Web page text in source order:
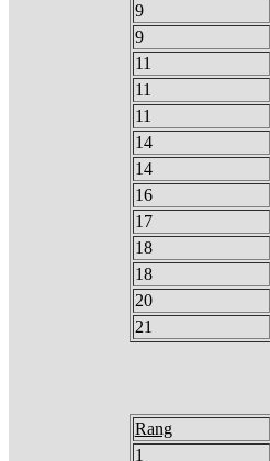
9
9
11
11
11
14
14
16
17
18
18
20
21
Rang
1